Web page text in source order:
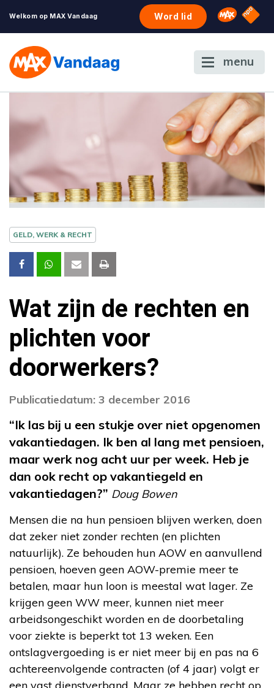
Welkom op MAX Vandaag Word lid Omroep
NPO
menu
GELD, WERK & RECHT
Wat zijn de rechten en
plichten voor
doorwerkers?
Publicatiedatum: 3 december 2016
“Ik las bij u een stukje over niet opgenomen
vakantiedagen. Ik ben al lang met pensioen,
maar werk nog acht uur per week. Heb je
dan ook recht op vakantiegeld en
vakantiedagen?” Doug Bowen
Mensen die na hun pensioen blijven werken, doen
dat zeker niet zonder rechten (en plichten
natuurlijk). Ze behouden hun AOW en aanvullend
pensioen, hoeven geen AOW-premie meer te
betalen, maar hun loon is meestal wat lager. Ze
krijgen geen WW meer, kunnen niet meer
arbeidsongeschikt worden en de doorbetaling
voor ziekte is beperkt tot 13 weken. Een
ontslagvergoeding is er niet meer bij en pas na 6
achtereenvolgende contracten (of 4 jaar) volgt er
een vast dienstverband. Maar ze hebben recht op